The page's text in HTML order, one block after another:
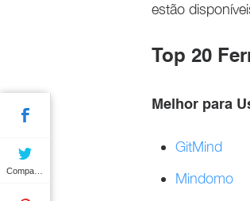
estão
Top 20
Melhor para
GitMind
Mindomo